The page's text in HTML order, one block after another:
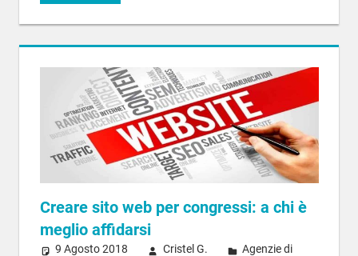
Creare sito web per congressi: a chi è
meglio affidarsi
9 Agosto 2018 Cristel G.
Agenzie di